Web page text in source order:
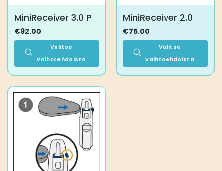
MiniReceiver 3.0 P
€92.00
Valitse
vaihtoehdoista
on
useampi
muunnelma.
valinnat
tuotteen
MiniReceiver 2.0
€75.00
Valitse
vaihtoehdoista